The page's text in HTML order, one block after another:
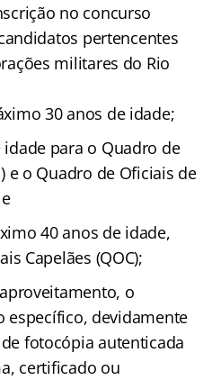
no concurso
pertencentes
militares do Rio
30 anos de idade;
para o Quadro de
e o Quadro de Oficiais de
40 anos de idade,
Capelães (QOC);
o
específico, devidamente
fotocópia autenticada
certificado ou